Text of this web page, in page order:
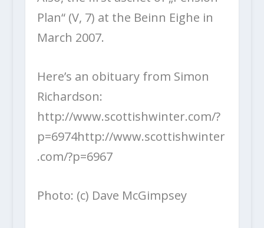
Plan“ (V, 7) at the Beinn Eighe in
March 2007.
Here’s an obituary from Simon
Richardson:
http://www.scottishwinter.com/?
p=6974http://www.scottishwinter
.com/?p=6967
Photo: (c) Dave McGimpsey